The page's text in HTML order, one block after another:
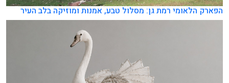
הפארק הלאומי רמת גן: מסלול טבע, אמנות ומוזיקה בלב העיר